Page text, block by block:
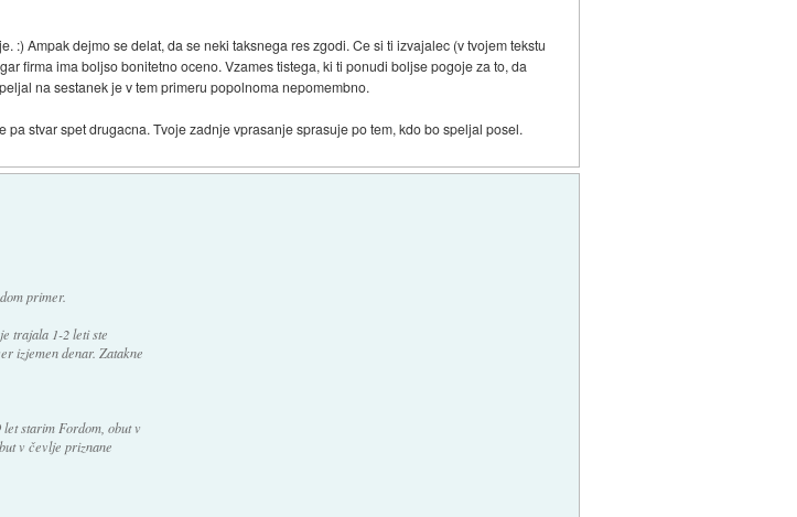
:) Ampak dejmo se delat, da se neki taksnega res zgodi. Ce si ti izvajalec (v tvojem tekstu
firma ima boljso bonitetno oceno. Vzames tistega, ki ti ponudi boljse pogoje za to, da
na sestanek je v tem primeru popolnoma nepomembno.
stvar spet drugacna. Tvoje zadnje vprasanje sprasuje po tem, kdo bo speljal posel.
primer.
trajala 1-2 leti ste
izjemen denar. Zatakne
starim Fordom, obut v
v čevlje priznane